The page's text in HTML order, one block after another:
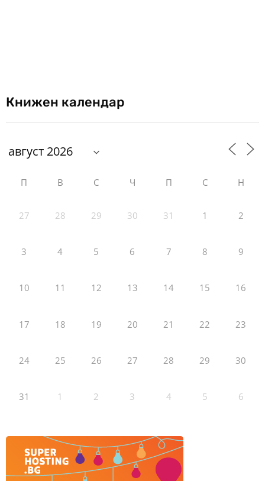
Книжен календар
П В С Ч П С Н
27 28 29 30 31 1 2
3 4 5 6 7 8 9
10 11 12 13 14 15 16
17 18 19 20 21 22 23
24 25 26 27 28 29 30
31 1 2 3 4 5 6